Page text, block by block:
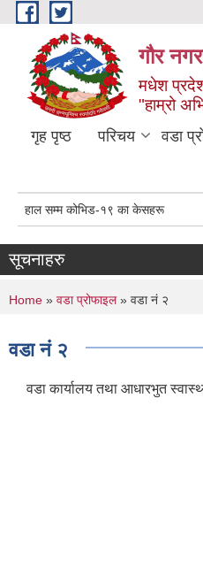
Skip to main content
गौर
मधेश
"हाम्रो
गृह पृष्ठ परिचय वडा
हाल सम्म कोभिड-१९ का केसहरू
सूचनाहरु
You are here
Home » वडा प्रोफाइल» वडा नं २
वडा नं २
वडा कार्यालय तथा आधारभुत